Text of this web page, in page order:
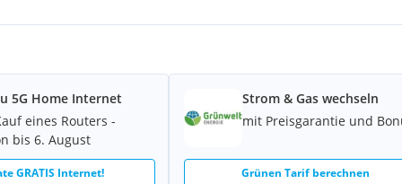
erfolgt gesondert
5G Home Internet
eines Routers -
bis 6. August
GRATIS Internet!
Strom & Gas wechseln
mit Preisgarantie und
Grünen Tarif berechnen